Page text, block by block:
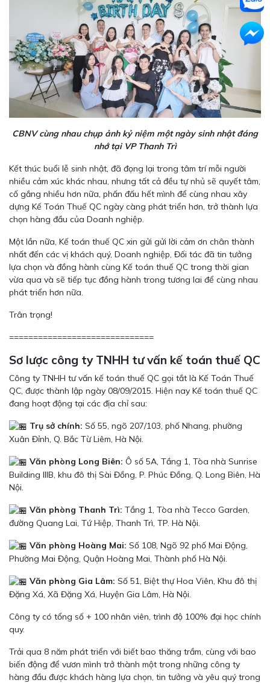
CBNV cùng nhau chụp ảnh kỷ niệm một ngày sinh nhật đáng
nhớ tại VP Thanh Trì
Kết thúc buổi lễ sinh nhật, đã đọng lại trong tâm trí mỗi người
nhiều cảm xúc khác nhau, nhưng tất cả đều tự nhủ sẽ quyết tâm,
cố gắng nhiều hơn nữa, phấn đấu hết mình để cùng nhau xây
dựng Kế Toán Thuế QC ngày càng phát triển hơn, trở thành lựa
chọn hàng đầu của Doanh nghiệp.
Một lần nữa, Kế toán thuế QC xin gửi gửi lời cảm ơn chân thành
nhất đến các vị khách quý, Doanh nghiệp, Đối tác đã tin tưởng
lựa chọn và đồng hành cùng Kế toán thuế QC trong thời gian
vừa qua và sẽ tiếp tục đồng hành trong tương lai để cùng nhau
phát triển hơn nữa.
Trân trọng!
==============================
Sơ lược công ty TNHH tư vấn kế toán thuế QC
Công ty TNHH tư vấn kế toán thuế QC gọi tắt là Kế Toán Thuế
QC, được thành lập ngày 08/09/2015. Hiện nay Kế toán thuế QC
đang hoạt động tại các địa chỉ sau:
Trụ sở chính: Số 55, ngõ 207/103, phố Nhang, phường
Xuân Đỉnh, Q. Bắc Từ Liêm, Hà Nội.
Văn phòng Long Biên: Ô số 5A, Tầng 1, Tòa nhà Sunrise
Building IIIB, khu đô thị Sài Đồng, P. Phúc Đồng, Q. Long Biên, Hà
Nội.
Văn phòng Thanh Trì: Tầng 1, Tòa nhà Tecco Garden,
đường Quang Lai, Tứ Hiệp, Thanh Trì, TP. Hà Nội.
Văn phòng Hoàng Mai: Số 108, Ngõ 92 phố Mai Động,
Phường Mai Động, Quận Hoàng Mai, Thành phố Hà Nội.
Văn phòng Gia Lâm: Số 51, Biệt thự Hoa Viên, Khu đô thị
Đặng Xá, Xã Đặng Xá, Huyện Gia Lâm, Hà Nội.
Công ty có tổng số + 100 nhân viên, trình độ 100% đại học chính
quy.
Trải qua 8 năm phát triển với biết bao thăng trầm, cùng với bao
biến động để vươn mình trở thành một trong những công ty
hàng đầu được khách hàng lựa chọn, tin tưởng và yêu quý trong